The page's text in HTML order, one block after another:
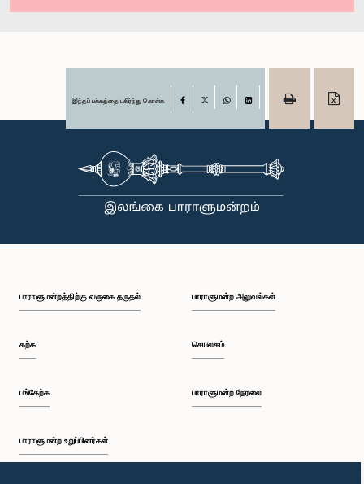
இந்தப் பக்கத்தை பகிர்ந்து கொள்க Facebook
பாராளுமன்றத்திற்கு வருகை தருதல்
கற்க
பங்கேற்க
பாராளுமன்ற உறுப்பினர்கள்
பாராளுமன்ற அலுவல்கள்
செயலகம்
பாராளுமன்ற நேரலை